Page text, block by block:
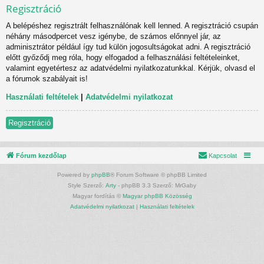
Regisztráció
A belépéshez regisztrált felhasználónak kell lenned. A regisztráció csupán
néhány másodpercet vesz igénybe, de számos előnnyel jár, az
adminisztrátor például így tud külön jogosultságokat adni. A regisztráció
előtt győződj meg róla, hogy elfogadod a felhasználási feltételeinket,
valamint egyetértesz az adatvédelmi nyilatkozatunkkal. Kérjük, olvasd el
a fórumok szabályait is!
Használati feltételek | Adatvédelmi nyilatkozat
Regisztráció
Fórum kezdőlap Kapcsolat
Powered by phpBB® Forum Software © phpBB Limited
Style Szerző: Arty - phpBB 3.3 Szerző: MrGaby
Magyar fordítás © Magyar phpBB Közösség
Adatvédelmi nyilatkozat| Használati feltételek